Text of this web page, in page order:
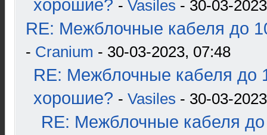
хорошие? - Vasiles - 30-03-
RE: Межблочные кабеля до
- Cranium - 30-03-2023, 07:48
RE: Межблочные кабеля до
хорошие? - Vasiles - 30-03-
RE: Межблочные кабеля до